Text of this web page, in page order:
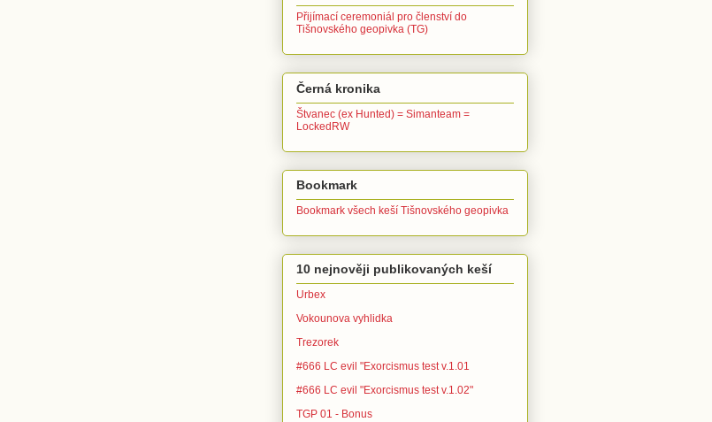
Přijímací ceremoniál pro členství do
Tišnovského geopivka (TG)
Černá kronika
Štvanec (ex Hunted) = Simanteam =
LockedRW
Bookmark
Bookmark všech keší Tišnovského geopivka
10 nejnověji publikovaných keší
Urbex
Vokounova vyhlidka
Trezorek
#666 LC evil "Exorcismus test v.1.01
#666 LC evil "Exorcismus test v.1.02"
TGP 01 - Bonus